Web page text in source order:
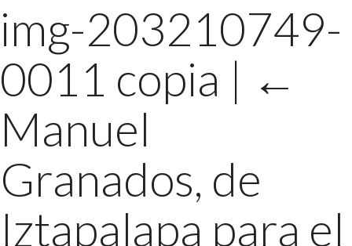
img-203210749-
0011 copia | ←
Manuel
Granados, de
Iztapalapa para el